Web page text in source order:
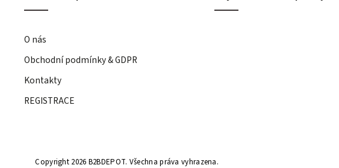
O nás
Obchodní podmínky & GDPR
Kontakty
REGISTRACE
Copyright 2026 B2BDEPOT. Všechna práva vyhrazena.